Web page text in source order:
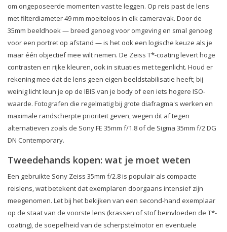
om ongeposeerde momenten vast te leggen. Op reis past de lens
met filterdiameter 49 mm moeiteloos in elk cameravak. Door de
35mm beeldhoek — breed genoeg voor omgeving en smal genoeg
voor een portret op afstand — is het ook een logische keuze als je
maar één objectief mee wilt nemen. De Zeiss T*-coating levert hoge
contrasten en rijke kleuren, ook in situaties met tegenlicht. Houd er
rekening mee dat de lens geen eigen beeldstabilisatie heeft; bij
weinig licht leun je op de IBIS van je body of een iets hogere ISO-
waarde. Fotografen die regelmatig bij grote diafragma's werken en
maximale randscherpte prioriteit geven, wegen dit af tegen
alternatieven zoals de Sony FE 35mm f/1.8 of de Sigma 35mm f/2 DG
DN Contemporary.
Tweedehands kopen: wat je moet weten
Een gebruikte Sony Zeiss 35mm f/2.8 is populair als compacte
reislens, wat betekent dat exemplaren doorgaans intensief zijn
meegenomen. Let bij het bekijken van een second-hand exemplaar
op de staat van de voorste lens (krassen of stof beïnvloeden de T*-
coating), de soepelheid van de scherpstelmotor en eventuele